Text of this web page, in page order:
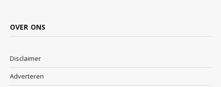
OVER ONS
Disclaimer
Adverteren